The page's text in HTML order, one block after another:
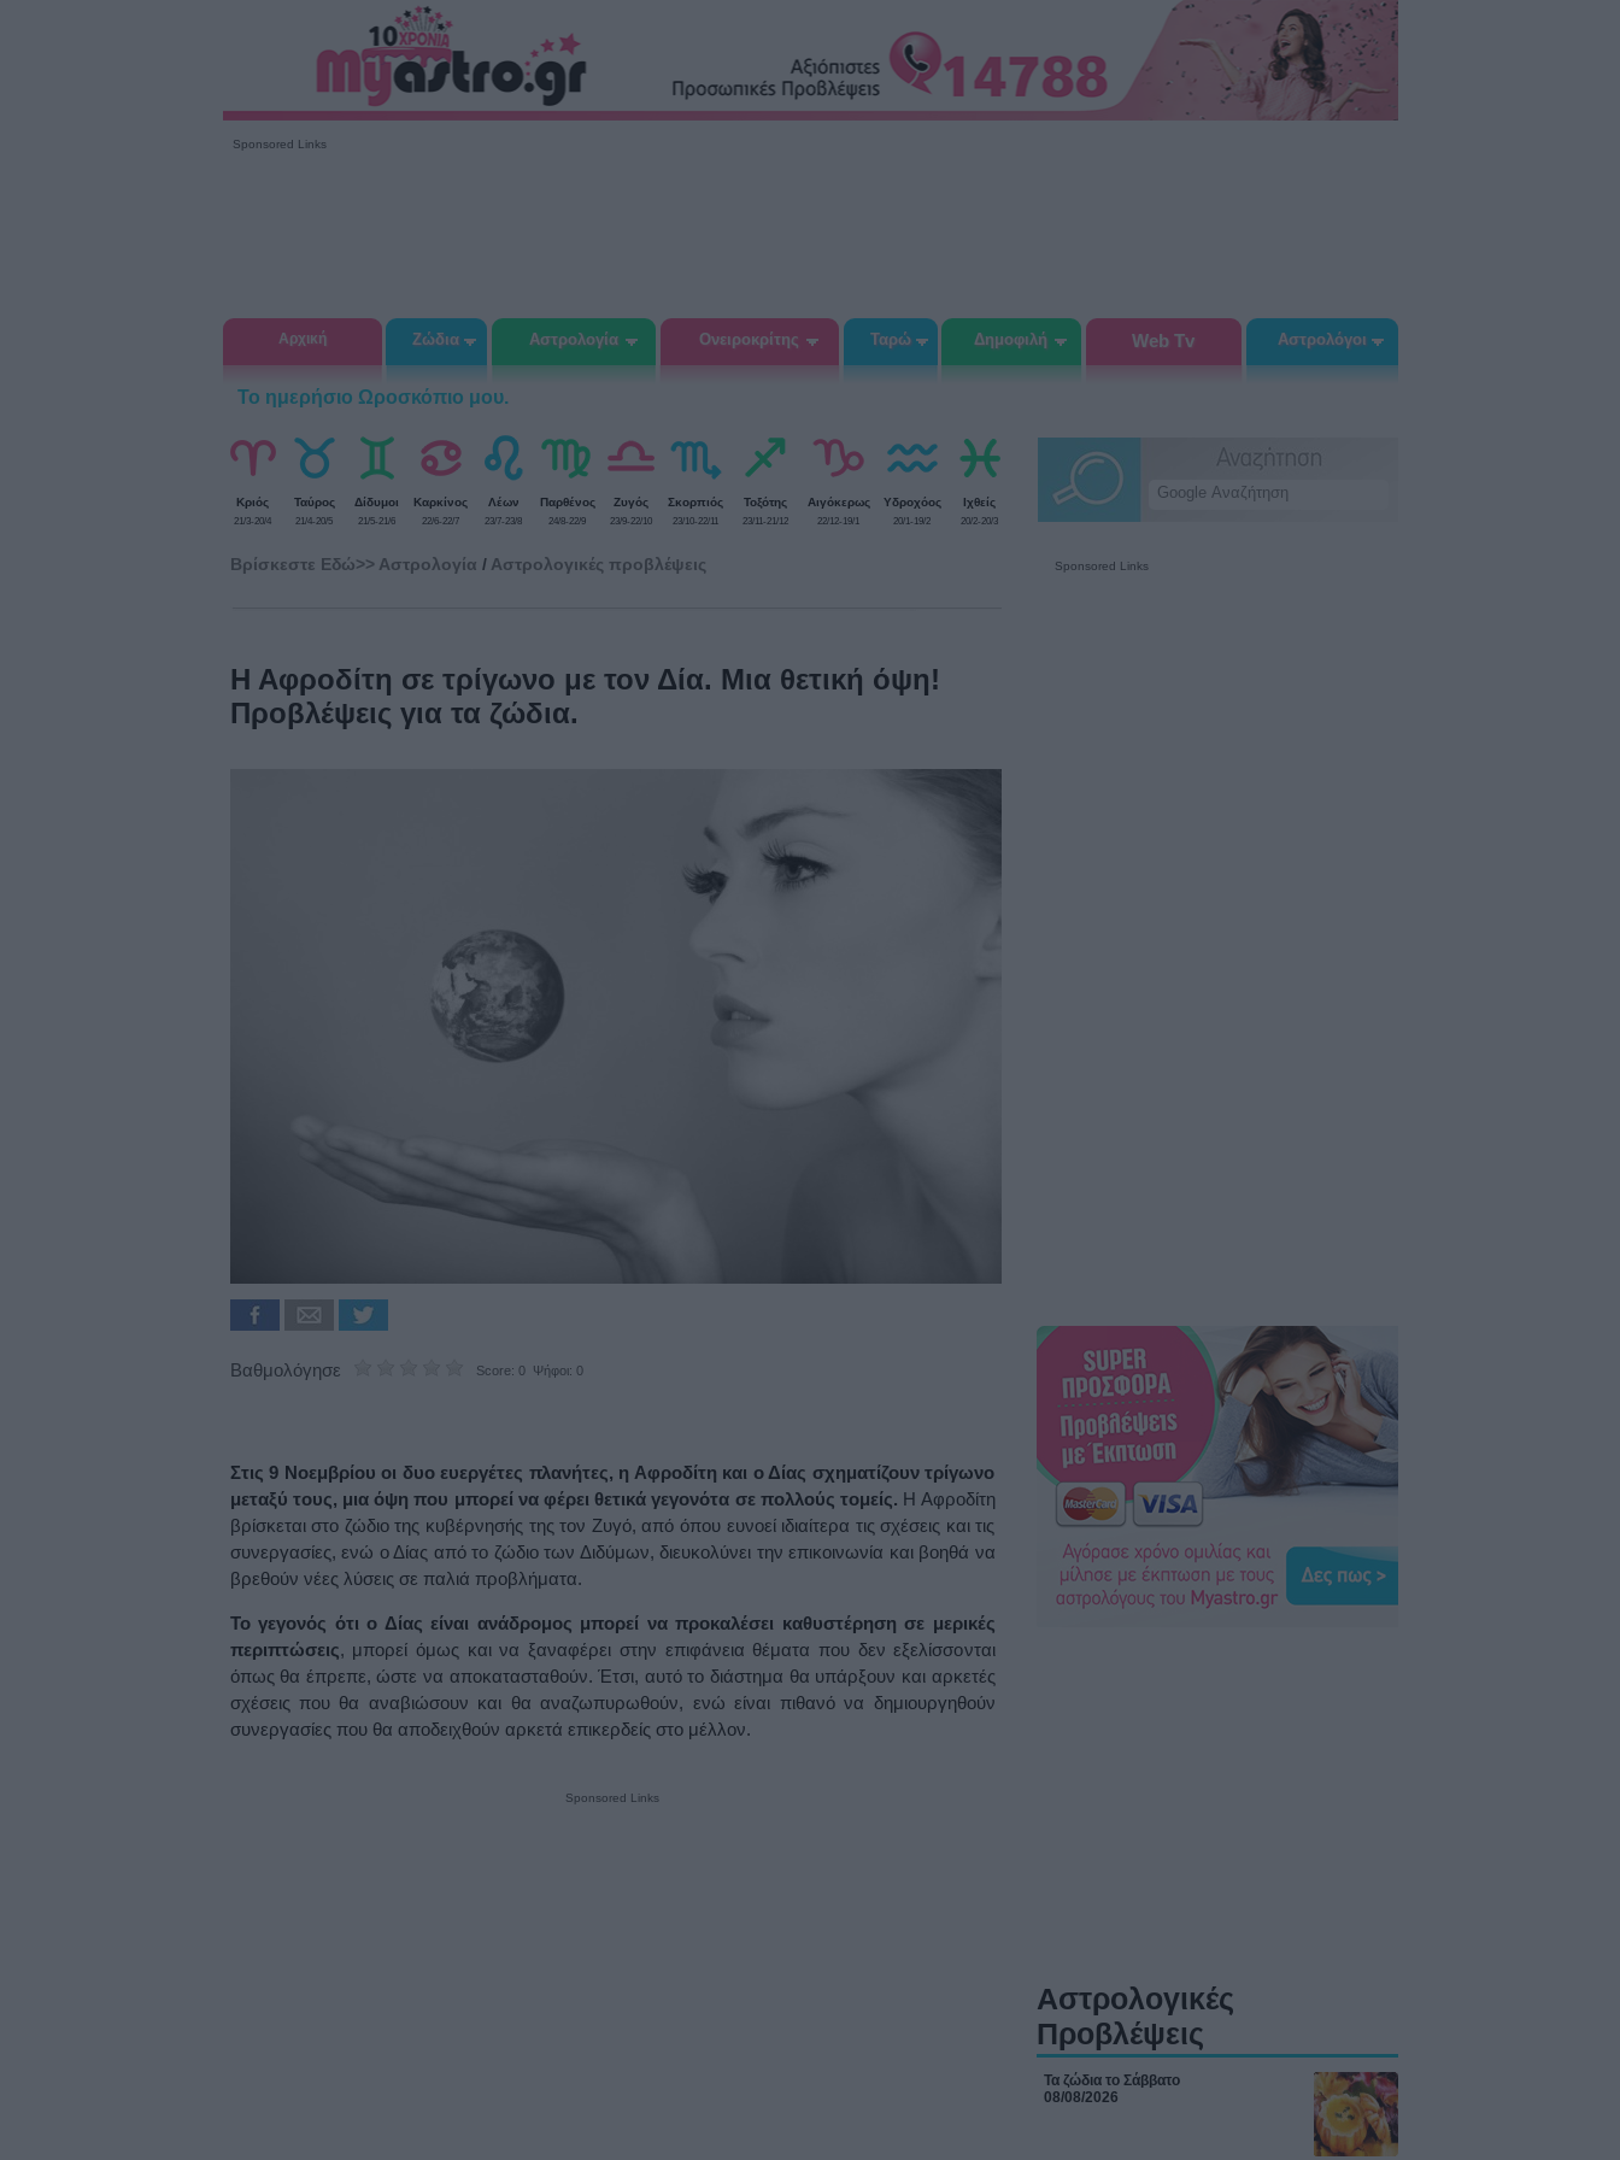
Sponsored Links
Αρχική Ζώδια Αστρολογία Ονειροκρίτης Ταρώ Δημοφιλή Web Tv Αστρολόγοι
Το ημερήσιο Ωροσκόπιο μου.
Κριός
21/3-20/4
Ταύρος
21/4-20/5
Δίδυμοι
21/5-21/6
Καρκίνος
22/6-22/7
Λέων
23/7-23/8
Παρθένος
24/8-22/9
Ζυγός
23/9-22/10
Σκορπιός
23/10-22/11
Τοξότης
23/11-21/12
Αιγόκερως
22/12-19/1
Υδροχόος
20/1-19/2
Ιχθείς
20/2-20/3
Βρίσκεστε Eδώ>> Αστρολογία / Αστρολογικές προβλέψεις
Η Αφροδίτη σε τρίγωνο με τον Δία. Μια θετική όψη!
Προβλέψεις για τα ζώδια.
Βαθμολόγησε Score: 0 Ψήφοι: 0
Στις 9 Νοεμβρίου οι δυο ευεργέτες πλανήτες, η Αφροδίτη και ο Δίας σχηματίζουν τρίγωνο
μεταξύ τους, μια όψη που μπορεί να φέρει θετικά γεγονότα σε πολλούς τομείς. Η Αφροδίτη
βρίσκεται στο ζώδιο της κυβέρνησής της τον Ζυγό, από όπου ευνοεί ιδιαίτερα τις σχέσεις και τις
συνεργασίες, ενώ ο Δίας από το ζώδιο των Διδύμων, διευκολύνει την επικοινωνία και βοηθά να
βρεθούν νέες λύσεις σε παλιά προβλήματα.
Το γεγονός ότι ο Δίας είναι ανάδρομος μπορεί να προκαλέσει καθυστέρηση σε μερικές
περιπτώσεις, μπορεί όμως και να ξαναφέρει στην επιφάνεια θέματα που δεν εξελίσσονται
όπως θα έπρεπε, ώστε να αποκατασταθούν. Έτσι, αυτό το διάστημα θα υπάρξουν και αρκετές
σχέσεις που θα αναβιώσουν και θα αναζωπυρωθούν, ενώ είναι πιθανό να δημιουργηθούν
συνεργασίες που θα αποδειχθούν αρκετά επικερδείς στο μέλλον.
Sponsored Links
Sponsored Links
Αστρολογικές
Προβλέψεις
Τα ζώδια το Σάββατο
08/08/2026